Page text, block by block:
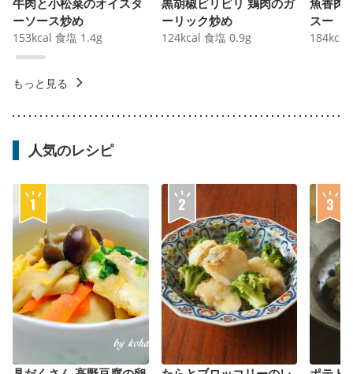
ーソース炒め
153kcal 食塩 1.4g
ーリック炒め
124kcal 食塩 0.9g
スー
184kcal
もっと見る
人気のレシピ